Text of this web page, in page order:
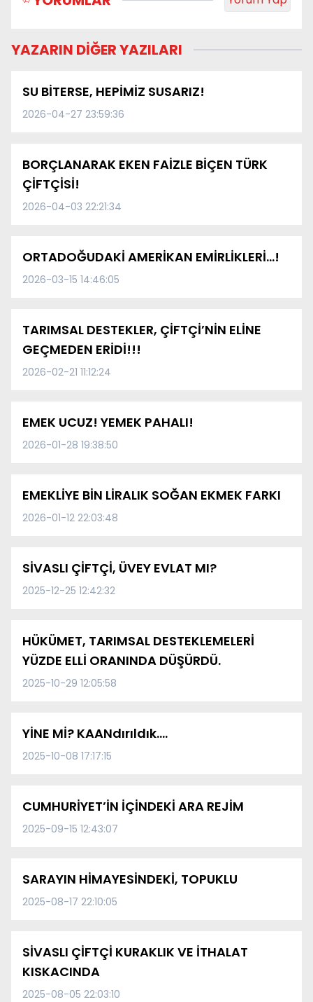
YAZARIN DİĞER YAZILARI
SU BİTERSE, HEPİMİZ SUSARIZ!
2026-04-27 23:59:36
BORÇLANARAK EKEN FAİZLE BİÇEN TÜRK
ÇİFTÇİSİ!
2026-04-03 22:21:34
ORTADOĞUDAKİ AMERİKAN EMİRLİKLERİ…!
2026-03-15 14:46:05
TARIMSAL DESTEKLER, ÇİFTÇİ’NİN ELİNE
GEÇMEDEN ERİDİ!!!
2026-02-21 11:12:24
EMEK UCUZ! YEMEK PAHALI!
2026-01-28 19:38:50
EMEKLİYE BİN LİRALIK SOĞAN EKMEK FARKI
2026-01-12 22:03:48
SİVASLI ÇİFTÇİ, ÜVEY EVLAT MI?
2025-12-25 12:42:32
HÜKÜMET, TARIMSAL DESTEKLEMELERİ
YÜZDE ELLİ ORANINDA DÜŞÜRDÜ.
2025-10-29 12:05:58
YİNE Mİ? KAANdırıldık….
2025-10-08 17:17:15
CUMHURİYET’İN İÇİNDEKİ ARA REJİM
2025-09-15 12:43:07
SARAYIN HİMAYESİNDEKİ, TOPUKLU
2025-08-17 22:10:05
SİVASLI ÇİFTÇİ KURAKLIK VE İTHALAT
KISKACINDA
2025-08-05 22:03:10